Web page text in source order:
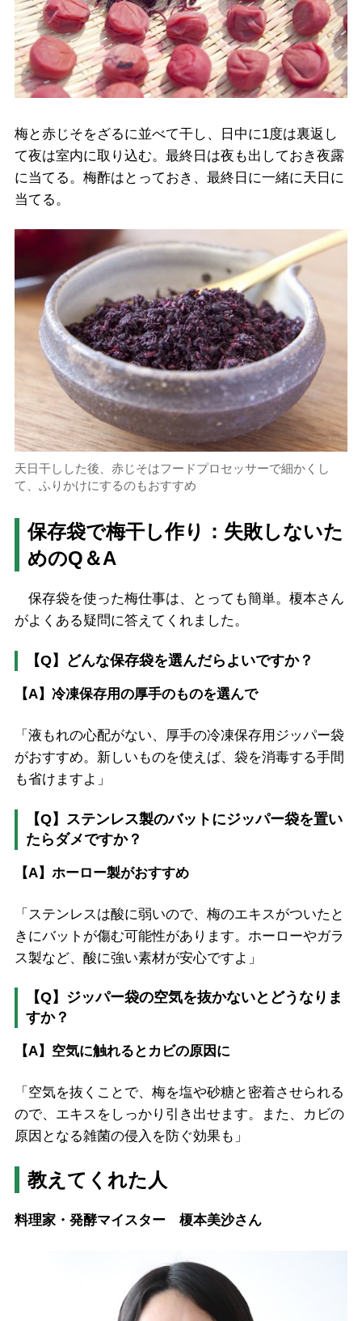
梅と赤じそをざるに並べて干し、日中に1度は裏返し
て夜は室内に取り込む。最終日は夜も出しておき夜露
に当てる。梅酢はとっておき、最終日に一緒に天日に
当てる。
天日干しした後、赤じそはフードプロセッサーで細かくし
て、ふりかけにするのもおすすめ
保存袋で梅干し作り：失敗しないた
めのQ＆A
保存袋を使った梅仕事は、とっても簡単。榎本さん
がよくある疑問に答えてくれました。
【Q】どんな保存袋を選んだらよいですか？
【A】冷凍保存用の厚手のものを選んで
「液もれの心配がない、厚手の冷凍保存用ジッパー袋
がおすすめ。新しいものを使えば、袋を消毒する手間
も省けますよ」
【Q】ステンレス製のバットにジッパー袋を置い
たらダメですか？
【A】ホーロー製がおすすめ
「ステンレスは酸に弱いので、梅のエキスがついたと
きにバットが傷む可能性があります。ホーローやガラ
ス製など、酸に強い素材が安心ですよ」
【Q】ジッパー袋の空気を抜かないとどうなりま
すか？
【A】空気に触れるとカビの原因に
「空気を抜くことで、梅を塩や砂糖と密着させられる
ので、エキスをしっかり引き出せます。また、カビの
原因となる雑菌の侵入を防ぐ効果も」
教えてくれた人
料理家・発酵マイスター 榎本美沙さん